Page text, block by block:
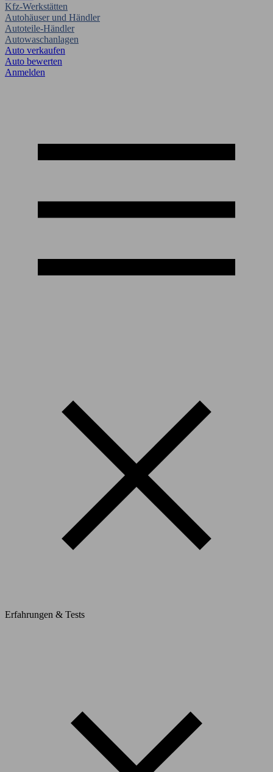
Kfz-Werkstätten
Autohäuser und Händler
Autoteile-Händler
Autowaschanlagen
Auto verkaufen
Auto bewerten
Anmelden
Erfahrungen & Tests